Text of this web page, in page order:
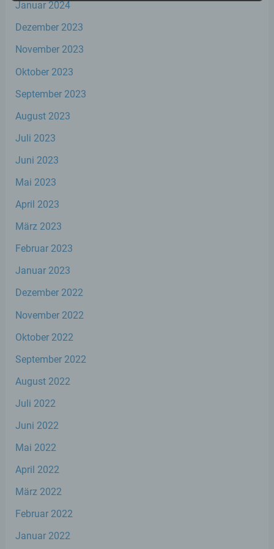
Januar 2024
Dezember 2023
November 2023
Oktober 2023
September 2023
August 2023
Juli 2023
Juni 2023
Mai 2023
April 2023
März 2023
Februar 2023
Januar 2023
Dezember 2022
November 2022
Oktober 2022
September 2022
August 2022
Juli 2022
Juni 2022
Mai 2022
April 2022
März 2022
Februar 2022
Januar 2022
identifizierbare natürliche Person, deren
personenbezogene Daten von dem für die
Verarbeitung Verantwortlichen verarbeitet
werden.
Verarbeitung ist jeder mit oder ohne Hilfe
Daten wie das Erheben, das Erfassen, die
die Anpassung oder Veränderung, das
die Offenlegung durch Übermittlung,
Verbreitung oder eine andere Form der
Bereitstellung, den Abgleich oder die
Verknüpfung, die Einschränkung, das
Löschen oder die Vernichtung.
d) Einschränkung der Verarbeitung
Markierung gespeicherter
Profiling ist jede Art der automatisierten
Verarbeitung personenbezogener Daten,
die darin besteht, dass diese
personenbezogenen Daten verwendet
Aspekte, die sich auf eine natürliche Person